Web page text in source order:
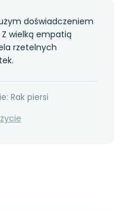
doświadczeniem
wielką empatią
rzetelnych
Rak piersi